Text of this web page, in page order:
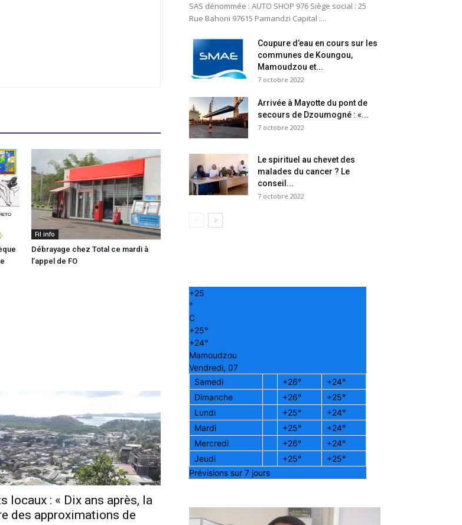
Fil info
Débrayage chez Total ce mardi à
l’appel de FO
locaux : « Dix ans après, la
des approximations de
SAS dénommée : AUTO SHOP 976 Siège social : 25
Rue Bahoni 97615 Pamandzi Capital :...
Coupure d’eau en cours sur les
communes de Koungou,
Mamoudzou et...
7 octobre 2022
Arrivée à Mayotte du pont de
secours de Dzoumogné : «...
7 octobre 2022
Le spirituel au chevet des
malades du cancer ? Le
conseil...
7 octobre 2022
+25
°
C
+25°
+24°
Mamoudzou
Vendredi, 07
Samedi
+26° +24°
Dimanche
+26° +25°
Lundi
+25° +24°
Mardi
+25° +24°
Mercredi
+26° +24°
Jeudi
+25° +25°
Prévisions sur 7 jours